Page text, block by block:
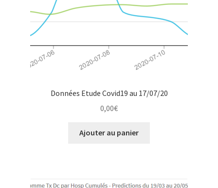
Données Etude Covid19 au 17/07/20
0,00€
Ajouter au panier